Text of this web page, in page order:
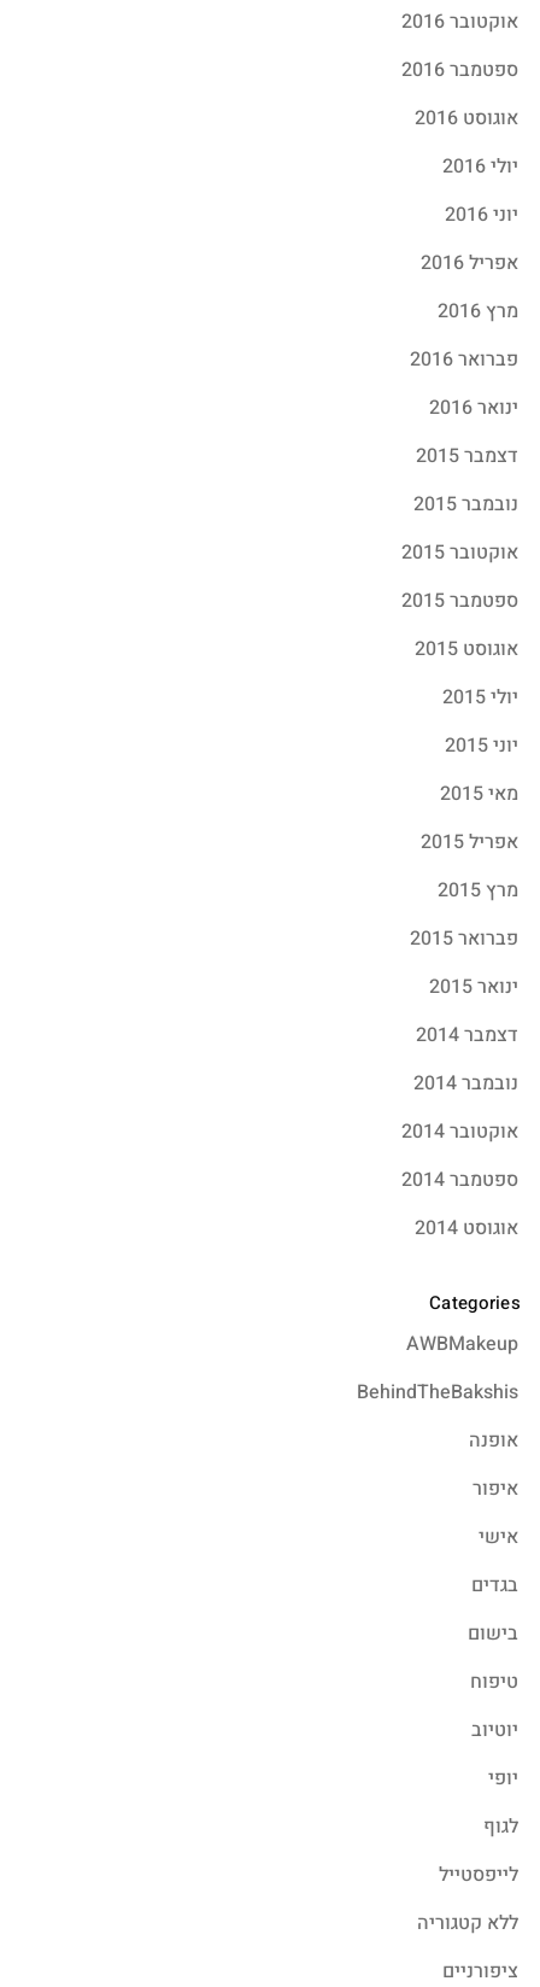
אוקטובר 2016
ספטמבר 2016
אוגוסט 2016
יולי 2016
יוני 2016
אפריל 2016
מרץ 2016
פברואר 2016
ינואר 2016
דצמבר 2015
נובמבר 2015
אוקטובר 2015
ספטמבר 2015
אוגוסט 2015
יולי 2015
יוני 2015
מאי 2015
אפריל 2015
מרץ 2015
פברואר 2015
ינואר 2015
דצמבר 2014
נובמבר 2014
אוקטובר 2014
ספטמבר 2014
אוגוסט 2014
Categories
AWBMakeup
BehindTheBakshis
אופנה
איפור
אישי
בגדים
בישום
טיפוח
יוטיוב
יופי
לגוף
לייפסטייל
ללא קטגוריה
ציפורניים